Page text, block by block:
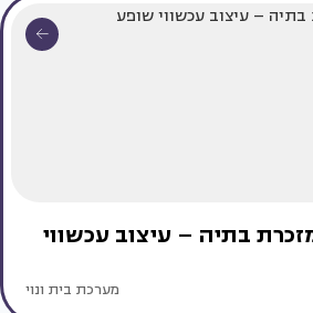
בתיה – עיצוב עכשווי
מערכת בית ונוי